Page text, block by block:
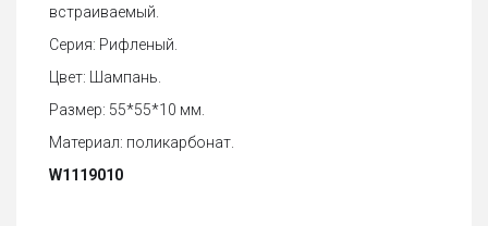
встраиваемый.
Серия: Рифленый.
Цвет: Шампань.
Размер: 55*55*10 мм.
Материал: поликарбонат.
W1119010